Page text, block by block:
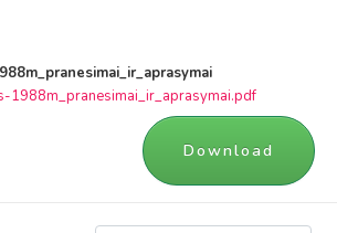
1988m_pranesimai_ir_aprasymai.pdf
Download